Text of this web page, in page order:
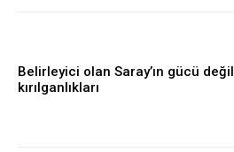
Belirleyici olan Saray’ın gücü değil
kırılganlıkları